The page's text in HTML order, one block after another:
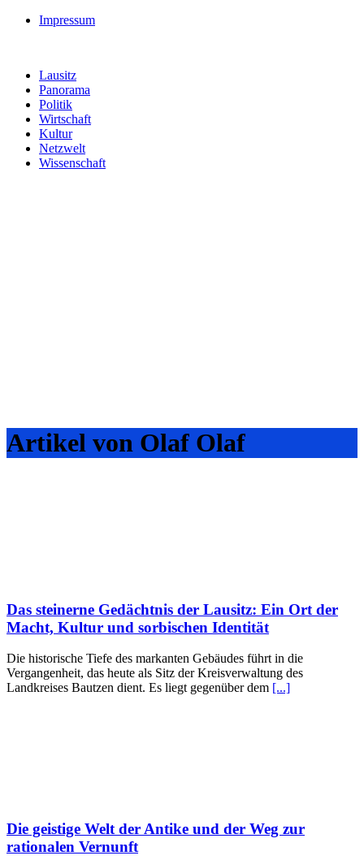
Impressum
Lausitz
Panorama
Politik
Wirtschaft
Kultur
Netzwelt
Wissenschaft
Artikel von Olaf Olaf
Das steinerne Gedächtnis der Lausitz: Ein Ort der
Macht, Kultur und sorbischen Identität
Die historische Tiefe des markanten Gebäudes führt in die
Vergangenheit, das heute als Sitz der Kreisverwaltung des
Landkreises Bautzen dient. Es liegt gegenüber dem [...]
Die geistige Welt der Antike und der Weg zur
rationalen Vernunft